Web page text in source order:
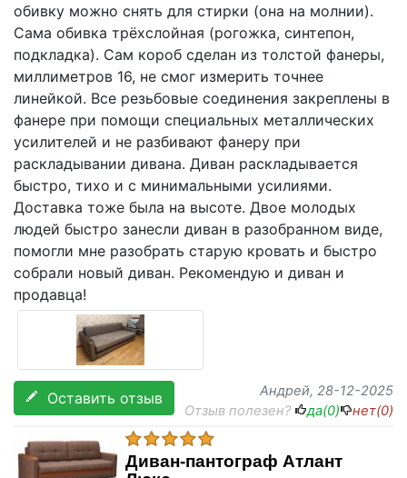
обивку можно снять для стирки (она на молнии).
Сама обивка трёхслойная (рогожка, синтепон,
подкладка). Сам короб сделан из толстой фанеры,
миллиметров 16, не смог измерить точнее
линейкой. Все резьбовые соединения закреплены в
фанере при помощи специальных металлических
усилителей и не разбивают фанеру при
раскладывании дивана. Диван раскладывается
быстро, тихо и с минимальными усилиями.
Доставка тоже была на высоте. Двое молодых
людей быстро занесли диван в разобранном виде,
помогли мне разобрать старую кровать и быстро
собрали новый диван. Рекомендую и диван и
продавца!
Оставить отзыв Андрей, 28-12-2025
Отзыв полезен?
да(0) нет(0)
Диван-пантограф Атлант